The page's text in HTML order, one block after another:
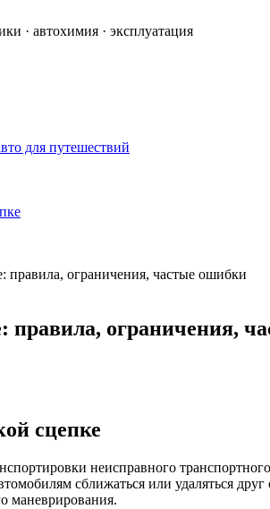
· автохимия · эксплуатация
для путешествий
правила, ограничения, частые ошибки
правила, ограничения,
сцепке
неисправного
сближаться или удаляться
маневрирования.